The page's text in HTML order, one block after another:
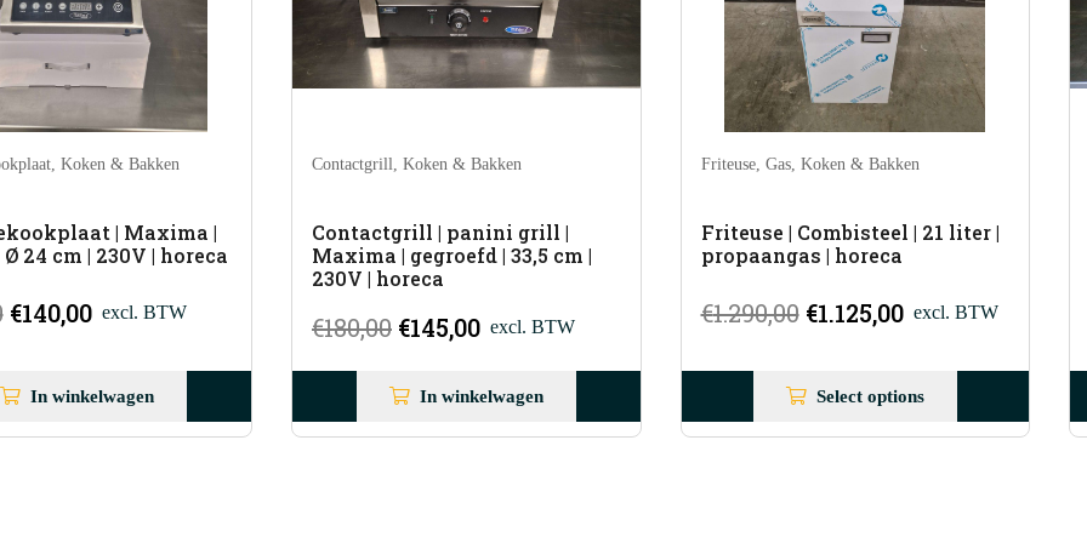
,Koken & Bakken
| panini grill |
gegroefd | 33,5 cm |
Oorspronkelijke
was:
€180,00.
€145,00Huidige
is:
€145,00.
In winkelwagen
Friteuse,Gas ,Koken & Bakken
Friteuse | Combisteel | 21 liter |
propaangas | horeca
€1.290,00Oorspronkelijke
prijs
was:
€1.125,00
€1.125,00.
Select options
Bakplaat ,Contactgrill,Koken & Bakken
Grillplaat | Bakplaat | Glad | 73
cm | incl. Opvangbak | 400V |
€245,00 excl. BTW
Select options